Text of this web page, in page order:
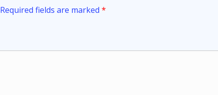
Required fields are marked *